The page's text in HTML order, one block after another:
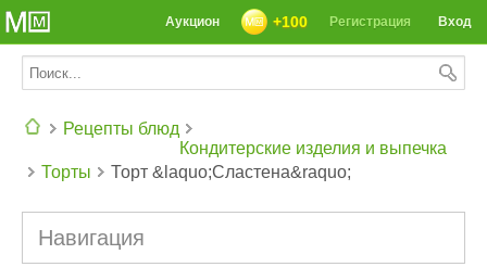
СЕГОДНЯ: 39142 РЕЦЕПТА
Вход
Регистрация
+100
Аукцион
Рецепты блюд
Кондитерские изделия и выпечка
Торты
Торт &laquo;Сластена&raquo;
Навигация